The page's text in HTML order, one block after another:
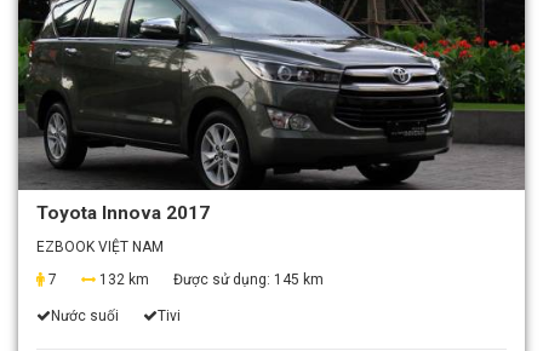
Toyota Innova 2017
EZBOOK VIỆT NAM
7
132 km Được sử dụng: 145 km
Nước suối Tivi